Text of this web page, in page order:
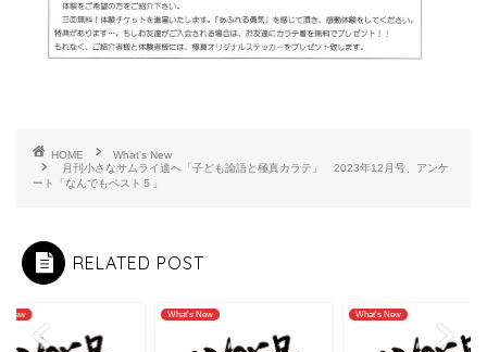
HOME
What's New
月刊小さなサムライ達へ「子ども論語と極真カラテ」 2023年12月号、アンケ
ート「なんでもベスト５」
RELATED POST
New What's New What's New